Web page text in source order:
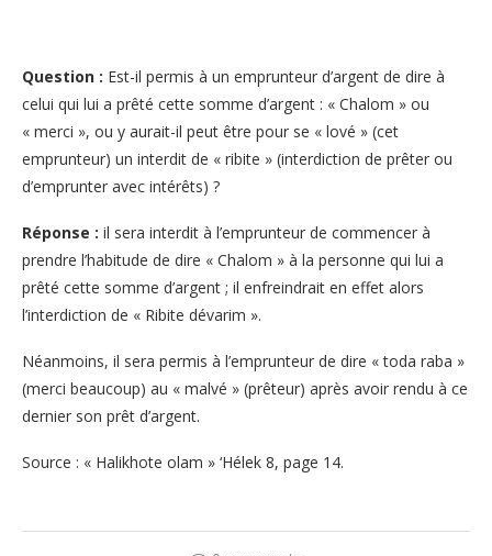
Question : Est-il permis à un emprunteur d’argent de dire à
celui qui lui a prêté cette somme d’argent : « Chalom » ou
« merci », ou y aurait-il peut être pour se « lové » (cet
emprunteur) un interdit de « ribite » (interdiction de prêter ou
d’emprunter avec intérêts) ?
Réponse : il sera interdit à l’emprunteur de commencer à
prendre l’habitude de dire « Chalom » à la personne qui lui a
prêté cette somme d’argent ; il enfreindrait en effet alors
l’interdiction de « Ribite dévarim ».
Néanmoins, il sera permis à l’emprunteur de dire « toda raba »
(merci beaucoup) au « malvé » (prêteur) après avoir rendu à ce
dernier son prêt d’argent.
Source : « Halikhote olam » ‘Hélek 8, page 14.